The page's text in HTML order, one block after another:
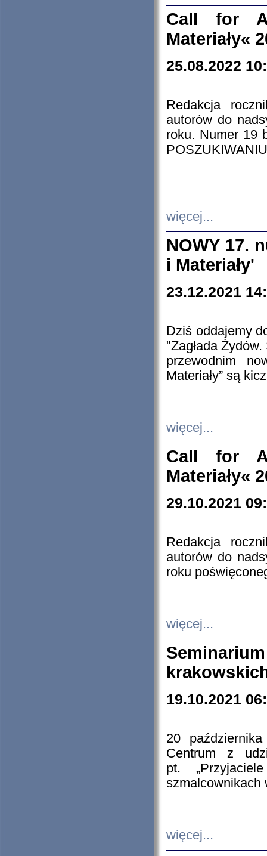
Call for
Materiały«
25.08.2022
Redakcja
autorów do
roku. Numer 19
więcej...
NOWY 17.
i Materiały'
23.12.2021
Dziś oddajemy
"Zagłada
przewodnim
Materiały” są
więcej...
Call for
Materiały«
29.10.2021
Redakcja
autorów do
roku
więcej...
19.10.2021
20
Centrum z
pt.
szmalcownikach
więcej...